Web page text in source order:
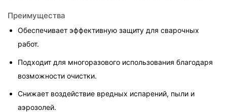
Преимущества
Обеспечивает эффективную защиту для сварочных
работ.
Подходит для многоразового использования благодаря
возможности очистки.
Снижает воздействие вредных испарений, пыли и
аэрозолей.